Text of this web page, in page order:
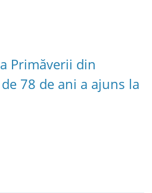
Primăverii din
78 de ani a ajuns la